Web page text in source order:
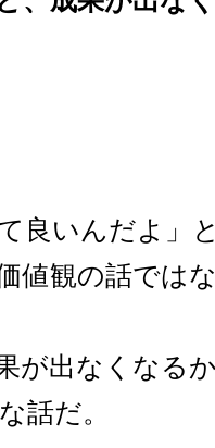
良いんだよ」
値観の話では
が出なくなる
話だ。